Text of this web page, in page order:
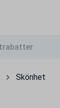
Skönhet